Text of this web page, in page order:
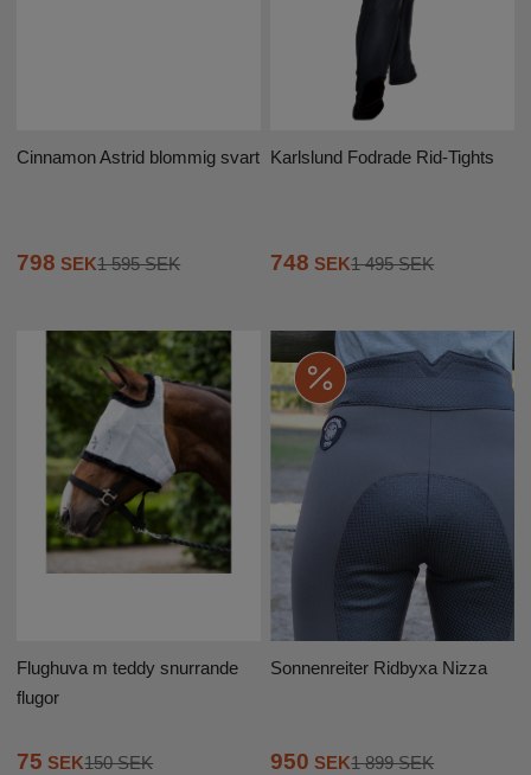
Cinnamon Astrid blommig svart
798 SEK1 595 SEK
Karlslund Fodrade Rid-Tights
748 SEK1 495 SEK
Flughuva m teddy snurrande
flugor
75 SEK150 SEK
Sonnenreiter Ridbyxa Nizza
950 SEK1 899 SEK